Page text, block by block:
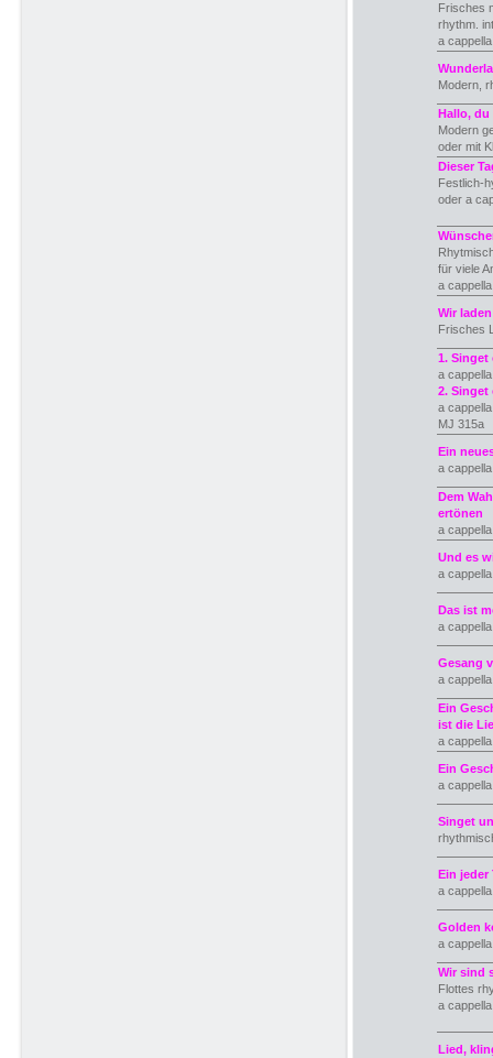
Frisches
rhythm.
a
Modern,
Hallo, du
Modern
oder mit
Dieser
Festlich-
oder a
für viele
a
Wir
Frisches
1. Singet
a
2. Singet
a
MJ 315a
Ein
a
Dem
ertönen
a
Und es
a
Das ist
a
Gesang
a
Ein
ist die
a
Ein
a
Singet
Ein jeder
a
Golden
a
Wir sind
Flottes
a
Lied,